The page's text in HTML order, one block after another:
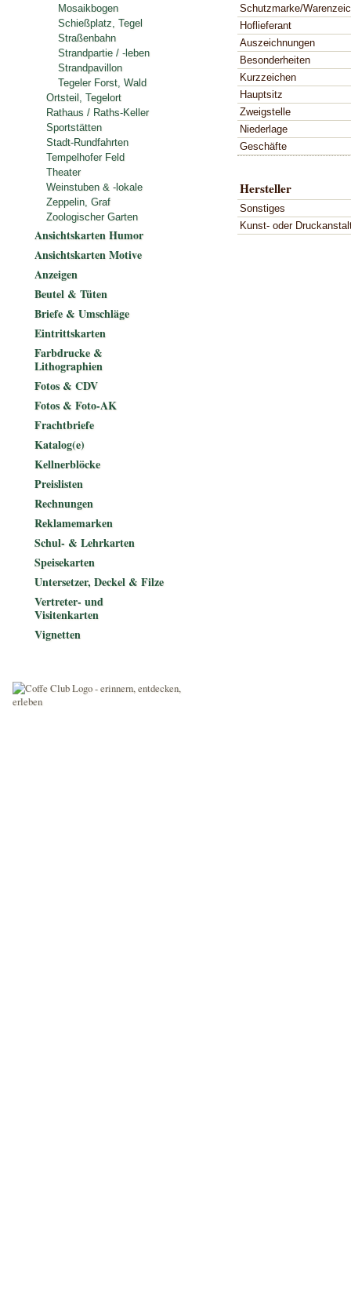
Schutzmarke/
Hoflieferant
Auszeichnungen
Besonderheiten
Kurzzeichen
Hauptsitz
Zweigstelle
Niederlage
Geschäfte
Hersteller
Sonstiges
Kunst- oder
Mosaikbogen
Schießplatz, Tegel
Straßenbahn
Strandpartie / -leben
Strandpavillon
Tegeler Forst, Wald
Ortsteil, Tegelort
Rathaus / Raths-Keller
Sportstätten
Stadt-Rundfahrten
Tempelhofer Feld
Theater
Weinstuben & -lokale
Zeppelin, Graf
Zoologischer Garten
Ansichtskarten Humor
Ansichtskarten Motive
Anzeigen
Beutel & Tüten
Briefe & Umschläge
Eintrittskarten
Farbdrucke &
Lithographien
Fotos & CDV
Fotos & Foto-AK
Frachtbriefe
Katalog(e)
Kellnerblöcke
Preislisten
Rechnungen
Reklamemarken
Schul- & Lehrkarten
Speisekarten
Untersetzer, Deckel & Filze
Vertreter- und
Visitenkarten
Vignetten